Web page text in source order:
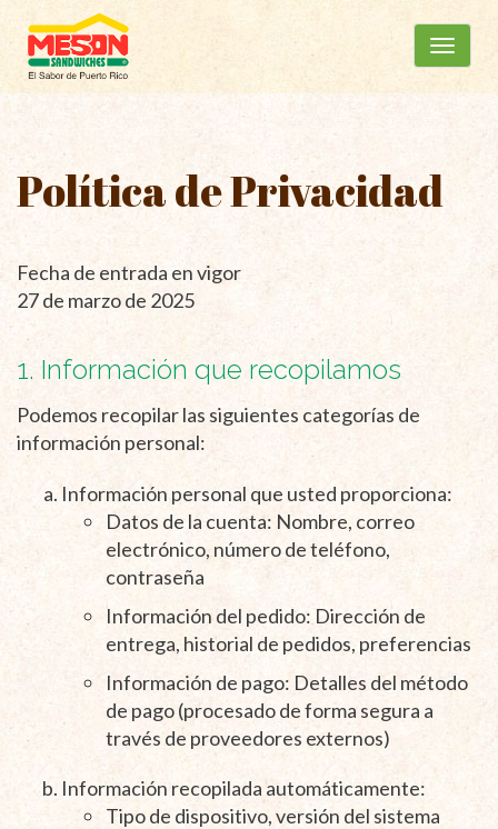
Menú
principal
contenido
Política de Privacidad
Fecha de entrada en vigor
27 de marzo de 2025
1. Información que recopilamos
Podemos recopilar las siguientes categorías de
información personal:
Información personal que usted proporciona:
Datos de la cuenta: Nombre, correo
electrónico, número de teléfono,
contraseña
Información del pedido: Dirección de
entrega, historial de pedidos, preferencias
Información de pago: Detalles del método
de pago (procesado de forma segura a
través de proveedores externos)
Información recopilada automáticamente:
Tipo de dispositivo, versión del sistema